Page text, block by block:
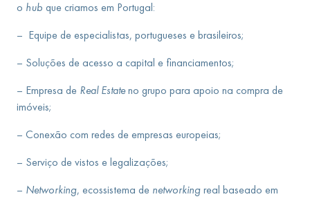
o hub que criamos em Portugal:
– Equipe de especialistas, portugueses e brasileiros;
– Soluções de acesso a capital e financiamentos;
– Empresa de Real Estateno grupo para apoio na compra de
imóveis;
– Conexão com redes de empresas europeias;
– Serviço de vistos e legalizações;
– Networking, ecossistema de networking real baseado em